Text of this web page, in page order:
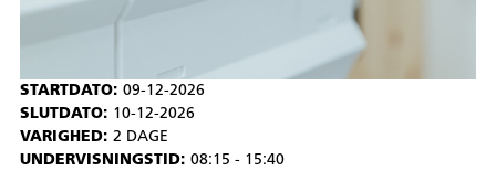
STARTDATO: 09-12-2026
SLUTDATO: 10-12-2026
VARIGHED: 2 DAGE
UNDERVISNINGSTID: 08:15 - 15:40